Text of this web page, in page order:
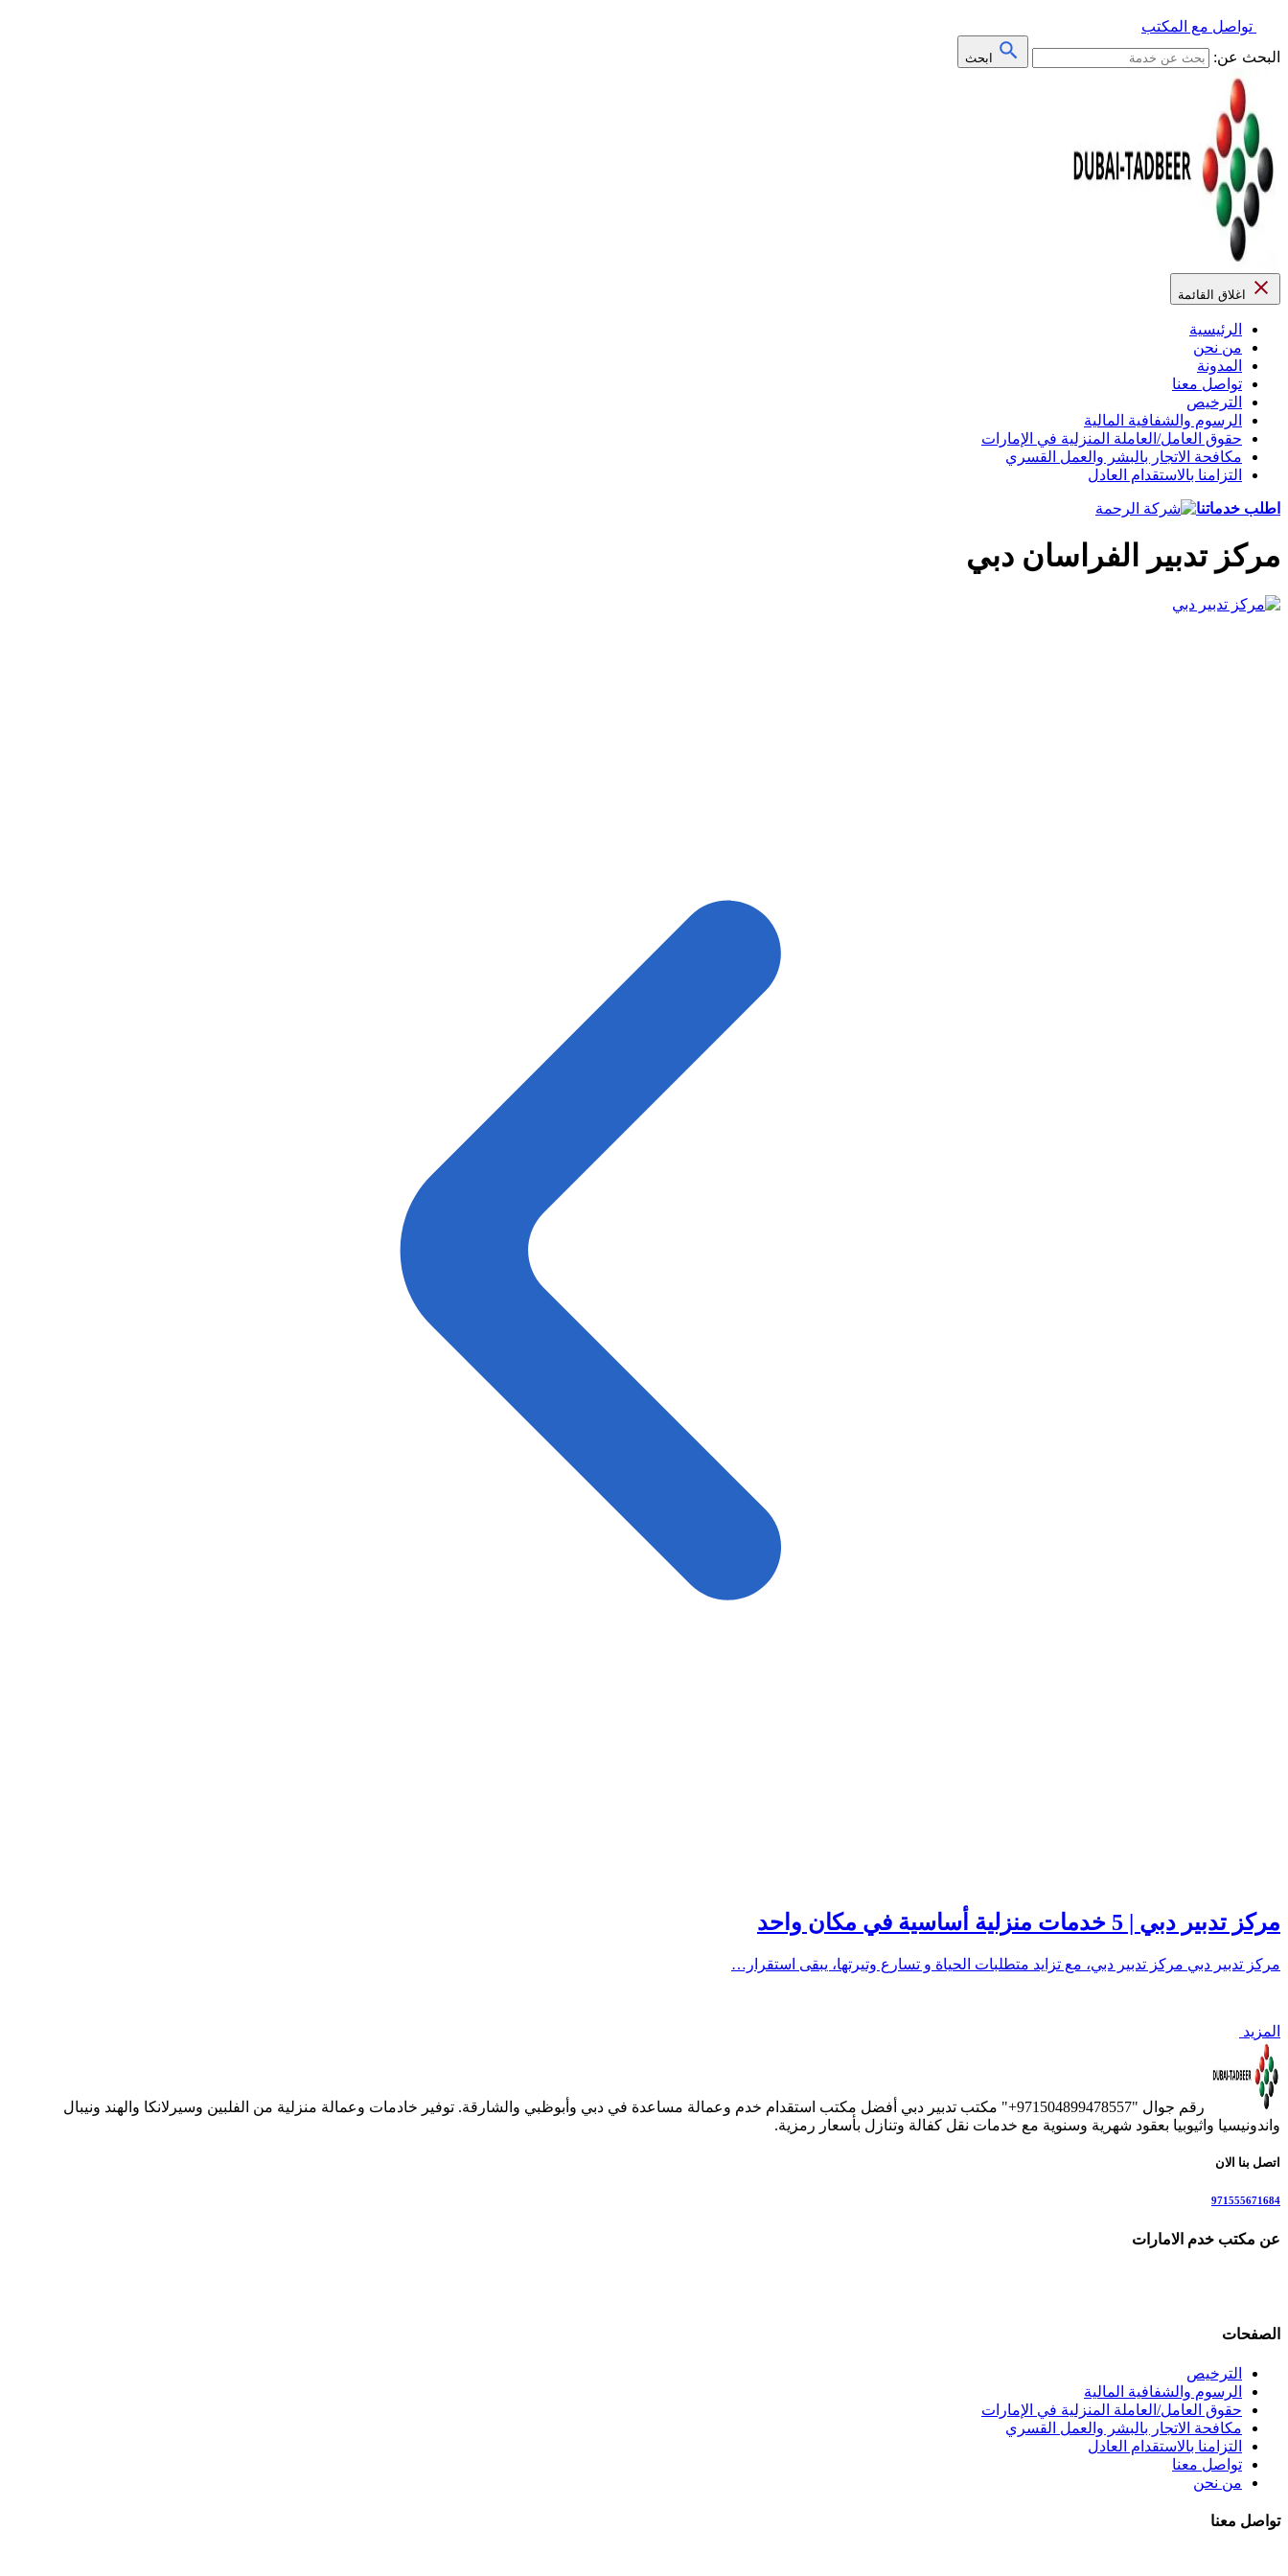
تواصل مع المكتب
البحث عن:
ابحث
اغلاق القائمة
الرئيسية
من نحن
المدونة
تواصل معنا
الترخيص
الرسوم والشفافية المالية
حقوق العامل/العاملة المنزلية في الإمارات
مكافحة الاتجار بالبشر والعمل القسري
التزامنا بالاستقدام العادل
اطلب خدماتنا
مركز تدبير الفراسان دبي
مركز تدبير دبي | 5 خدمات منزلية أساسية في مكان واحد
مركز تدبير دبي مركز تدبير دبي، مع تزايد متطلبات الحياة و تسارع وتيرتها، يبقى استقرار…
المزيد
رقم جوال "971504899478557+" مكتب تدبير دبي أفضل مكتب استقدام خدم وعمالة مساعدة في دبي وأبوظبي والشارقة. توفير خادمات وعمالة منزلية من الفلبين وسيرلانكا والهند ونيبال
واندونيسيا واثيوبيا بعقود شهرية وسنوية مع خدمات نقل كفالة وتنازل بأسعار رمزية.
اتصل بنا الان
971555671684
عن مكتب خدم الامارات
الصفحات
الترخيص
الرسوم والشفافية المالية
حقوق العامل/العاملة المنزلية في الإمارات
مكافحة الاتجار بالبشر والعمل القسري
التزامنا بالاستقدام العادل
تواصل معنا
من نحن
تواصل معنا